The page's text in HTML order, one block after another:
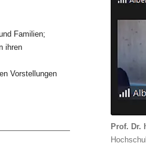
Familien;
ihren
Vorstellungen
Prof. Dr.